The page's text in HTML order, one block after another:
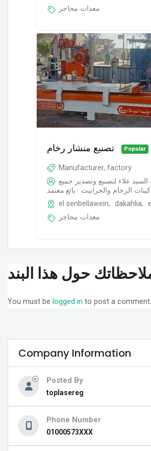
معدات محاجر
تصنيع منشار رخام Popular
Manufacturer, factory
الرخام والجرانيت
بائع معتمد
el senbellawein, dakahlia,
معدات محاجر
حول هذا البند
You must be logged in to post a comment.
Company Information
Posted By
toplasereg
Phone Number
01000573XXX